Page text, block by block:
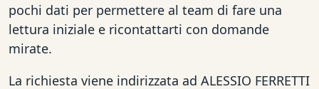
pochi dati per permettere al team di fare una
lettura iniziale e ricontattarti con domande
mirate.
La richiesta viene indirizzata ad ALESSIO FERRETTI